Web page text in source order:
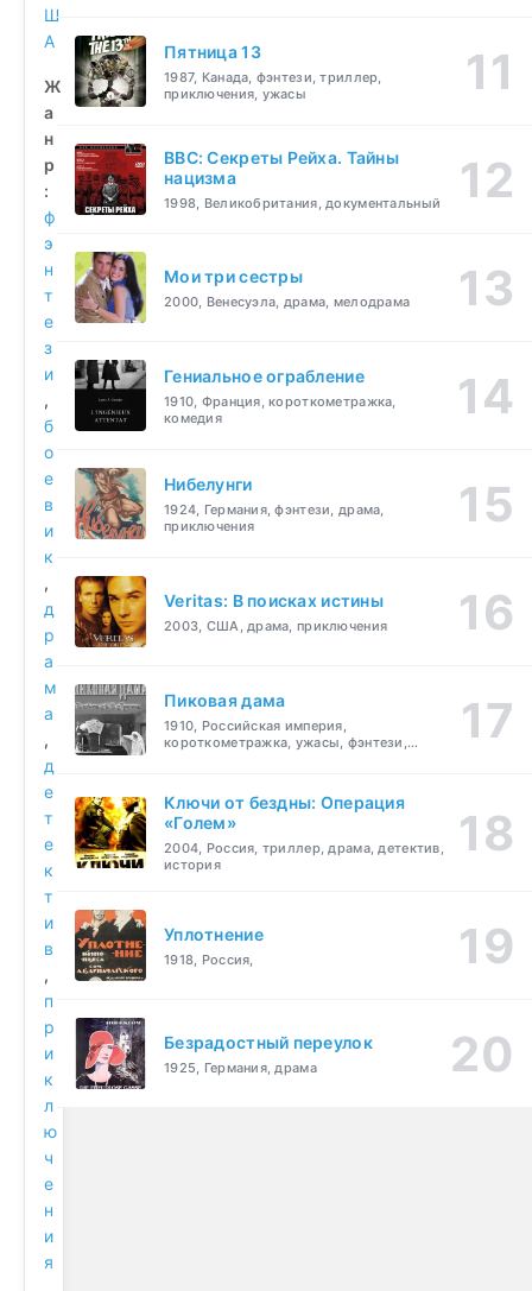
Ш
А
Ж
а
н
р
:
ф
э
н
т
е
з
и
,
б
о
е
в
и
к
,
д
р
а
м
а
,
д
е
т
е
к
т
и
в
,
п
р
и
к
л
ю
ч
е
н
и
я
Пятница 13
1987, Канада, фэнтези, триллер,
приключения, ужасы
BBC: Секреты Рейха. Тайны
нацизма
1998, Великобритания, документальный
Мои три сестры
2000, Венесуэла, драма, мелодрама
Гениальное ограбление
1910, Франция, короткометражка,
комедия
Нибелунги
1924, Германия, фэнтези, драма,
приключения
Veritas: В поисках истины
2003, США, драма, приключения
Пиковая дама
1910, Российская империя,
короткометражка, ужасы, фэнтези,
Ключи от бездны: Операция
«Голем»
2004, Россия, триллер, драма, детектив,
история
Уплотнение
1918, Россия,
Безрадостный переулок
1925, Германия, драма